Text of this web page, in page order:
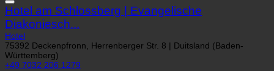
Hotel am Schlossberg | Evangelische
Diakoniesch...
Hotel
75392 Deckenpfronn, Herrenberger Str. 8 | Duitsland (Baden-
Württemberg)
+49 7032 206 1279